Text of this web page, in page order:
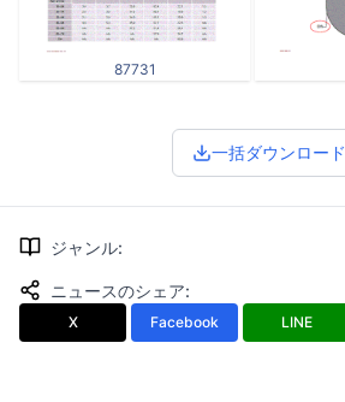
87731
一括ダウンロード
ジャンル:
ニュースのシェア:
X Facebook LINE